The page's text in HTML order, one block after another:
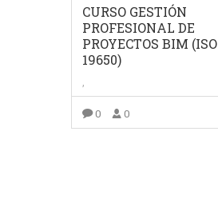
CURSO GESTIÓN
PROFESIONAL DE
PROYECTOS BIM (ISO
19650)
,
0 0